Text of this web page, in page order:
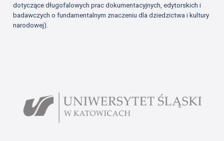
dotyczące długofalowych prac dokumentacyjnych, edytorskich i
badawczych o fundamentalnym znaczeniu dla dziedzictwa i kultury
narodowej).